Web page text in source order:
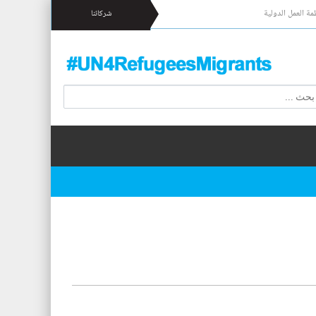
العمل الدولية شركائنا